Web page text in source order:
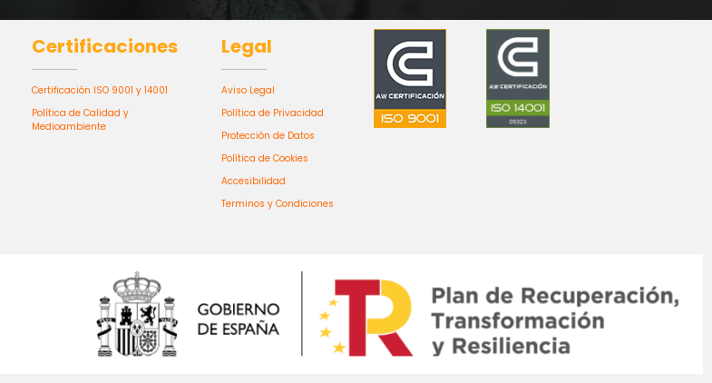
Certificaciones
Certificación ISO 9001 y 14001
Política de Calidad y
Medioambiente
Legal
Aviso Legal
Política de Privacidad
Protección de Datos
Política de Cookies
Accesibilidad
Terminos y Condiciones